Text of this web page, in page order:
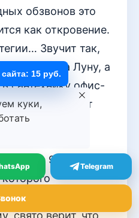
обзвонов это
как откровение.
Звучит так,
высадку на Луну, а
сантехнику офис-
дня. Весь этот
понос про
лишь
90% таких
куда подальше.
свято верит, что
куки,
Telegram
15 руб.